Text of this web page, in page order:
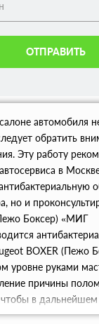
ОТПРАВИТЬ
автомобиля
обратить
Эту работу
в
но и
Боксер) «МИГ
BOXER (Пежо
уровне руками
причины
чтобы в
Именно наш